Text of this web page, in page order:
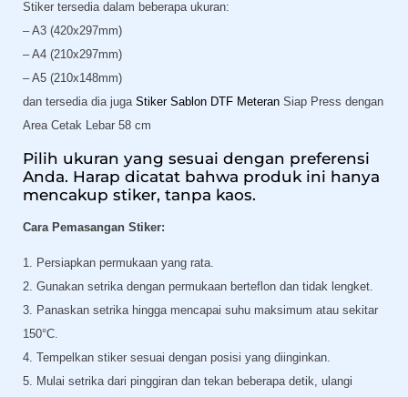
Stiker tersedia dalam beberapa ukuran:
– A3 (420x297mm)
– A4 (210x297mm)
– A5 (210x148mm)
dan tersedia dia juga Stiker Sablon DTF Meteran Siap Press dengan
Area Cetak Lebar 58 cm
Pilih ukuran yang sesuai dengan preferensi
Anda. Harap dicatat bahwa produk ini hanya
mencakup stiker, tanpa kaos.
Cara Pemasangan Stiker:
1. Persiapkan permukaan yang rata.
2. Gunakan setrika dengan permukaan berteflon dan tidak lengket.
3. Panaskan setrika hingga mencapai suhu maksimum atau sekitar
150°C.
4. Tempelkan stiker sesuai dengan posisi yang diinginkan.
5. Mulai setrika dari pinggiran dan tekan beberapa detik, ulangi